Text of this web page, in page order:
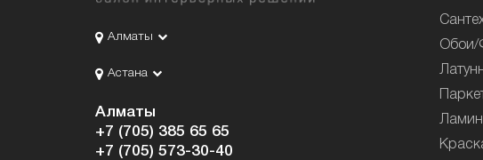
Алматы
Астана
Алматы
+7 (705) 385 65 65
+7 (705) 573-30-40
Обои/